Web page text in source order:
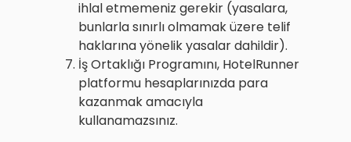
ihlal etmemeniz gerekir (yasalara,
bunlarla sınırlı olmamak üzere telif
haklarına yönelik yasalar dahildir).
İş Ortaklığı Programını, HotelRunner
platformu hesaplarınızda para
kazanmak amacıyla
kullanamazsınız.